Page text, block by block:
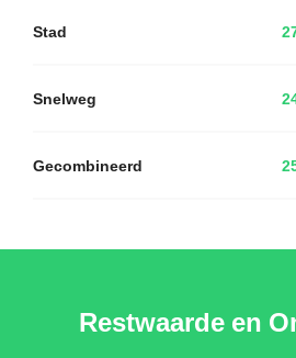
Stad
Snelweg
Gecombineerd
Restwaarde en